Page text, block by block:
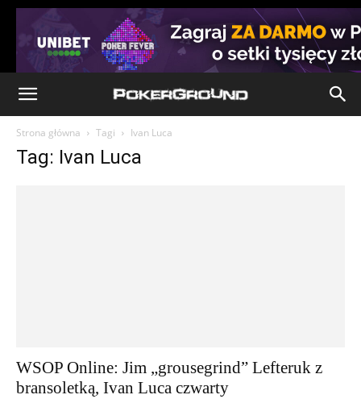
Strona główna Tagi Ivan Luca
Tag: Ivan Luca
WSOP Online: Jim „grousegrind” Lefteruk z
bransoletką, Ivan Luca czwarty